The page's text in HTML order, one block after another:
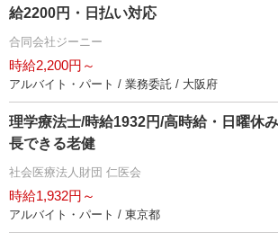
給2200円・日払い対応
合同会社ジーニー
時給2,200円～
アルバイト・パート / 業務委託 / 大阪府
理学療法士/時給1932円/高時給・日曜休
長できる老健
社会医療法人財団 仁医会
時給1,932円～
アルバイト・パート / 東京都